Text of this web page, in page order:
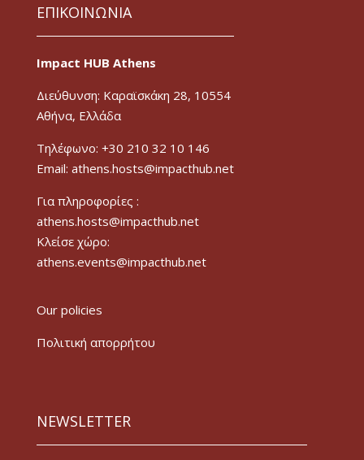
ΕΠΙΚΟΙΝΩΝΙΑ
Impact HUB Athens
Διεύθυνση: Καραϊσκάκη 28, 10554
Αθήνα, Ελλάδα
Τηλέφωνο: +30 210 32 10 146
Email: athens.hosts@impacthub.net
Για πληροφορίες :
athens.hosts@impacthub.net
Κλείσε χώρο:
athens.events@impacthub.net
Our policies
Πολιτική απορρήτου
NEWSLETTER